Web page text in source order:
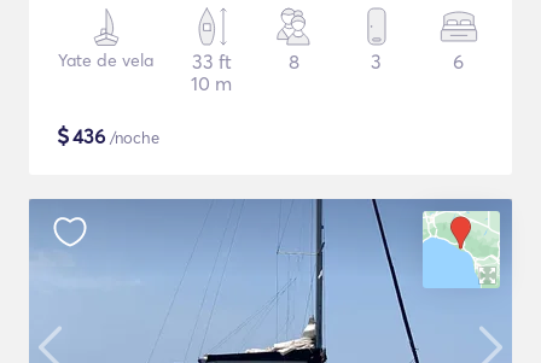
Yate de vela
33 ft
10 m
8 3 6
$436 /noche